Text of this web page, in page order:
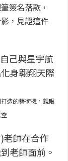
簽名落款，
，見證這件
造的藝術機，親眼